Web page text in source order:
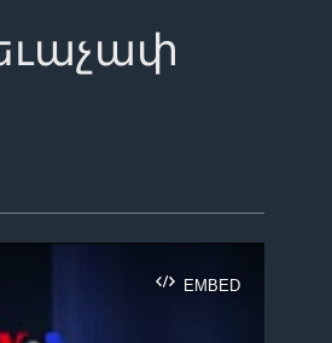
EMBED